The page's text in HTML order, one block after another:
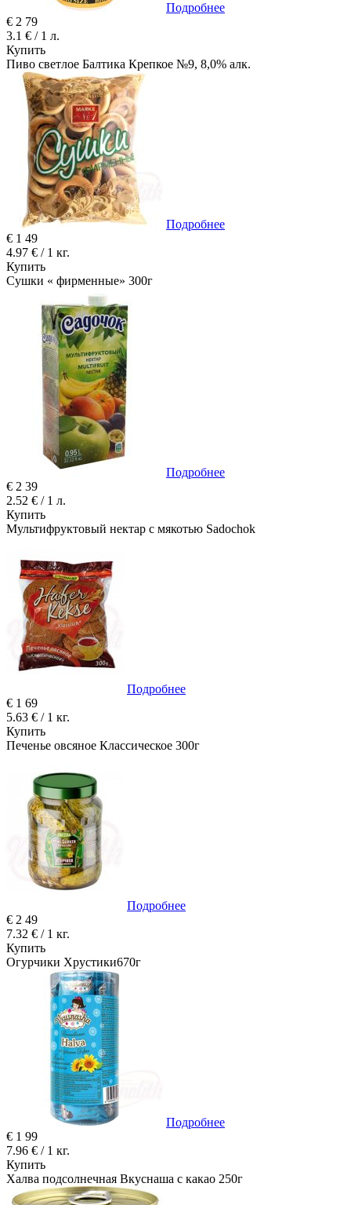
Подробнее
€ 2 79
3.1 € / 1 л.
Купить
Пиво светлое Балтика Крепкое №9, 8,0% алк.
Подробнее
€ 1 49
4.97 € / 1 кг.
Купить
Сушки « фирменные» 300г
Подробнее
€ 2 39
2.52 € / 1 л.
Купить
Мультифруктовый нектар с мякотью Sadochok
Подробнее
€ 1 69
5.63 € / 1 кг.
Купить
Печенье овсяное Классическое 300г
Подробнее
€ 2 49
7.32 € / 1 кг.
Купить
Огурчики Хрустики670г
Подробнее
€ 1 99
7.96 € / 1 кг.
Купить
Халва подсолнечная Вкуснаша с какао 250г